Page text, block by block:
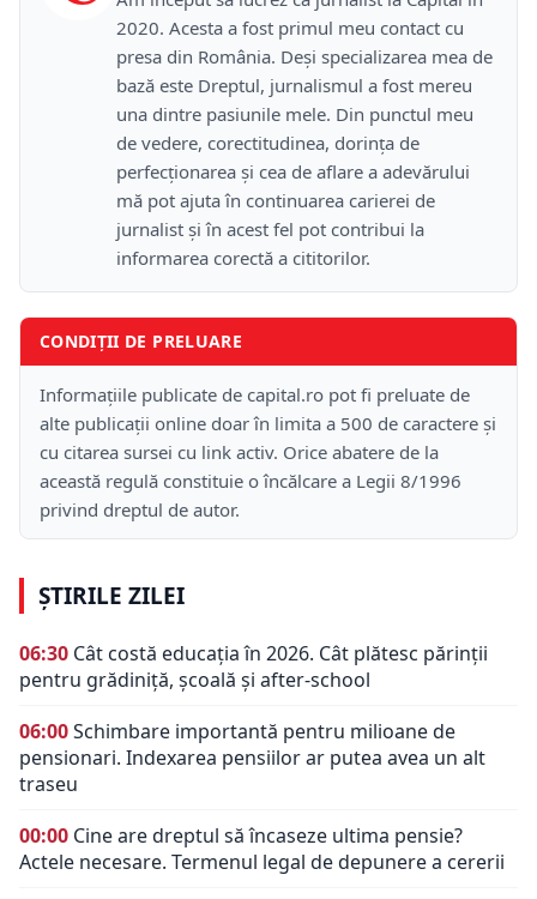
2020. Acesta a fost primul meu contact cu
presa din România. Deși specializarea mea de
bază este Dreptul, jurnalismul a fost mereu
una dintre pasiunile mele. Din punctul meu
de vedere, corectitudinea, dorința de
perfecționarea și cea de aflare a adevărului
mă pot ajuta în continuarea carierei de
jurnalist și în acest fel pot contribui la
informarea corectă a cititorilor.
CONDIȚII DE PRELUARE
Informațiile publicate de capital.ro pot fi preluate de
alte publicații online doar în limita a 500 de caractere și
cu citarea sursei cu link activ. Orice abatere de la
această regulă constituie o încălcare a Legii 8/1996
privind dreptul de autor.
ȘTIRILE ZILEI
06:30 Cât costă educația în 2026. Cât plătesc părinții
pentru grădiniță, școală și after-school
06:00Schimbare importantă pentru milioane de
pensionari. Indexarea pensiilor ar putea avea un alt
traseu
00:00 Cine are dreptul să încaseze ultima pensie?
Actele necesare. Termenul legal de depunere a cererii